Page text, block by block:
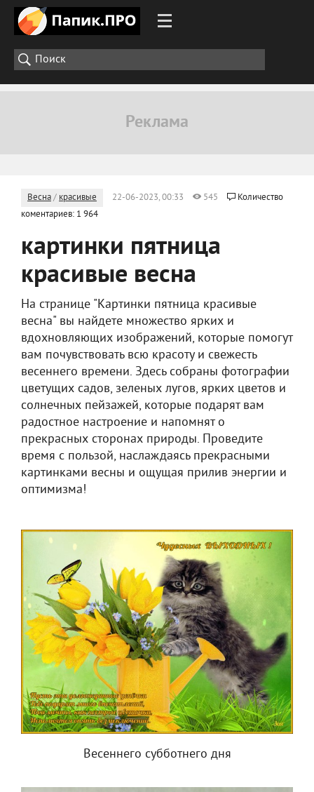
Весна/ красивые 22-06-2023, 00:33 545
Количество
коментариев: 1 964
картинки пятница
красивые весна
На странице "Картинки пятница красивые
весна" вы найдете множество ярких и
вдохновляющих изображений, которые помогут
вам почувствовать всю красоту и свежесть
весеннего времени. Здесь собраны фотографии
цветущих садов, зеленых лугов, ярких цветов и
солнечных пейзажей, которые подарят вам
радостное настроение и напомнят о
прекрасных сторонах природы. Проведите
время с пользой, наслаждаясь прекрасными
картинками весны и ощущая прилив энергии и
оптимизма!
Весеннего субботнего дня